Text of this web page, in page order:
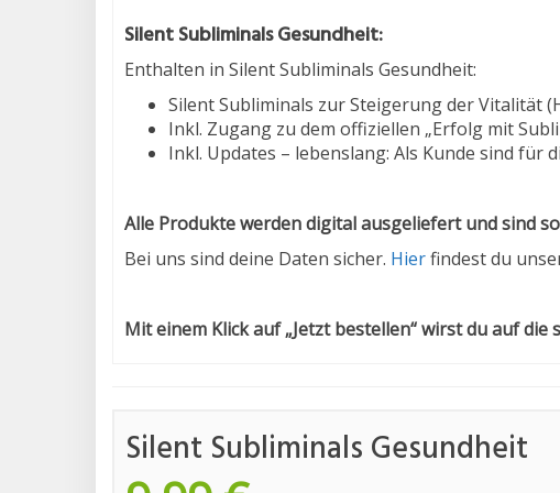
Silent SubliminalsGesundheit:
Enthalten in Silent Subliminals Gesundheit:
Silent Subliminals zur Steigerung der Vitalität
Inkl. Zugang zu dem offiziellen „Erfolg mit
Inkl. Updates – lebenslang: Als Kunde sind für
Alle Produkte werden digital ausgeliefert und sind
Bei uns sind deine Daten sicher. Hierfindest du
Mit einem Klick auf „Jetzt bestellen“ wirst du auf
Silent Subliminals Gesundheit